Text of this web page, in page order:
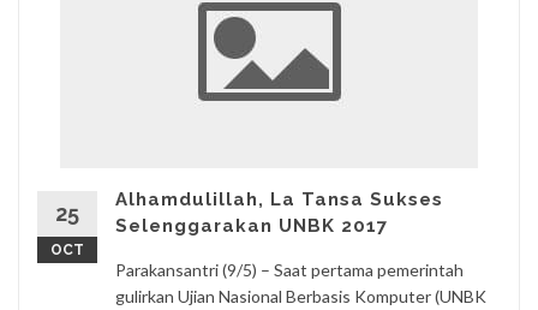
25
OCT
Alhamdulillah, La Tansa Sukses
Selenggarakan UNBK 2017
Parakansantri (9/5) – Saat pertama pemerintah
gulirkan Ujian Nasional Berbasis Komputer (UNBK